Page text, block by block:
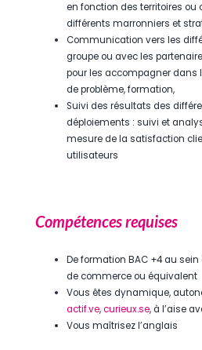
en fonction des territoires ou
différents marronniers et
Communication vers les
groupe ou avec les
pour les accompagner dans
de problème, formation,
Suivi des résultats des
déploiements : suivi et
mesure de la satisfaction
utilisateurs
Compétences requises
De formation BAC +4 au sein
de commerce ou équivalent
Vous êtes dynamique,
actif.ve,curieux.se, à l’aise
Vous maîtrisez l’anglais